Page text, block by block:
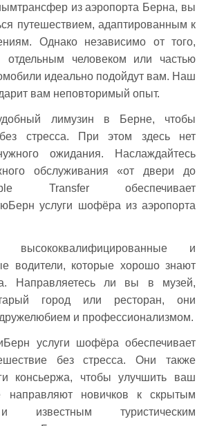
из аэропорта Берна, вы
путешествием, адаптированным к
Однако независимо от того,
отдельным человеком или частью
идеально подойдут вам. Наш
вам неповторимый опыт.
лимузин в Берне, чтобы
без стресса. При этом здесь нет
ожидания. Наслаждайтесь
обслуживания «от двери до
Transfer обеспечивает
услуги шофёра из аэропорта
и
водители, которые хорошо знают
Направляетесь ли вы в музей,
город или ресторан, они
и профессионализмом.
услуги шофёра обеспечивает
без стресса. Они также
консьержа, чтобы улучшить ваш
новичков к скрытым
известным туристическим